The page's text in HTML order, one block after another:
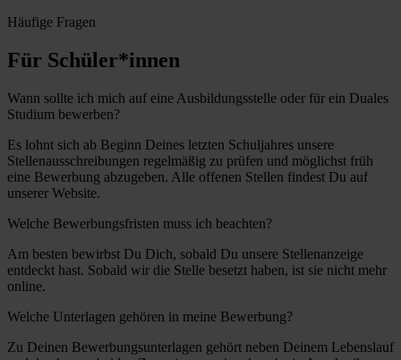
Häufige Fragen
Für Schüler*innen
Wann sollte ich mich auf eine Ausbildungsstelle oder für ein Duales
Studium bewerben?
Es lohnt sich ab Beginn Deines letzten Schuljahres unsere
Stellenausschreibungen regelmäßig zu prüfen und möglichst früh
eine Bewerbung abzugeben. Alle offenen Stellen findest Du auf
unserer Website.
Welche Bewerbungsfristen muss ich beachten?
Am besten bewirbst Du Dich, sobald Du unsere Stellenanzeige
entdeckt hast. Sobald wir die Stelle besetzt haben, ist sie nicht mehr
online.
Welche Unterlagen gehören in meine Bewerbung?
Zu Deinen Bewerbungsunterlagen gehört neben Deinem Lebenslauf